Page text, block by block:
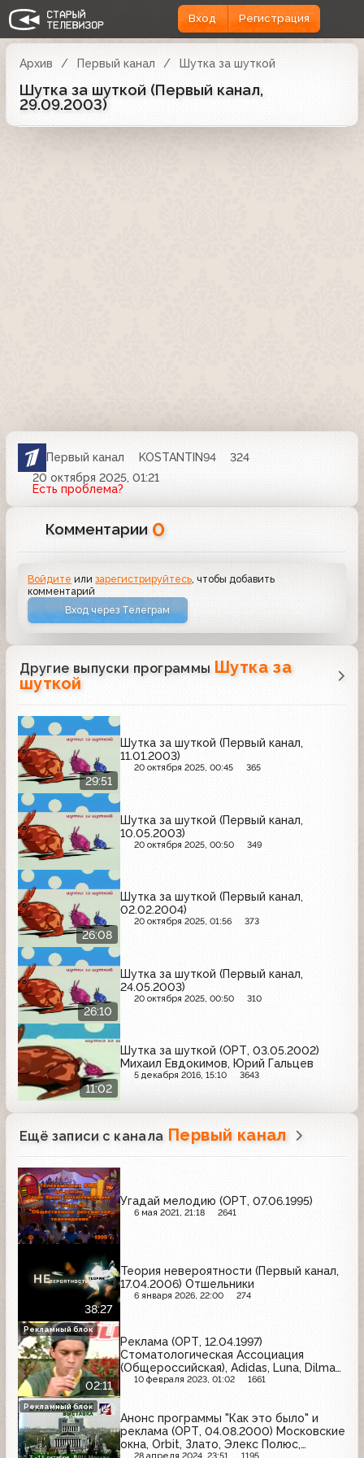
Вход Регистрация
Архив Первый канал Шутка за шуткой
Шутка за шуткой (Первый канал,
29.09.2003)
Первый канал KOSTANTIN94
324
20 октября 2025, 01:21
Есть проблема?
Комментарии 0
Войдите илизарегистрируйтесь , чтобы добавить
комментарий
Вход через Телеграм
Другие выпуски программы Шутка за
шуткой
29:51
Шутка за шуткой (Первый канал,
11.01.2003)
20 октября 2025, 00:45 365
Шутка за шуткой (Первый канал,
10.05.2003)
20 октября 2025, 00:50 349
26:08
Шутка за шуткой (Первый канал,
02.02.2004)
20 октября 2025, 01:56 373
26:10
Шутка за шуткой (Первый канал,
24.05.2003)
20 октября 2025, 00:50 310
11:02
Шутка за шуткой (ОРТ, 03.05.2002)
Михаил Евдокимов, Юрий Гальцев
5 декабря 2016, 15:10 3643
Ещё записи с канала Первый канал
Угадай мелодию (ОРТ, 07.06.1995)
6 мая 2021, 21:18 2641
38:27
Теория невероятности (Первый канал,
17.04.2006) Отшельники
6 января 2026, 22:00 274
02:11
Реклама (ОРТ, 12.04.1997)
Стоматологическая Ассоциация
(Общероссийская), Adidas, Luna, Dilmah,
Samsung, Filodoro, LG
10 февраля 2023, 01:02 1661
Рекламный блок
Анонс программы "Как это было" и
реклама (ОРТ, 04.08.2000) Московские
окна, Orbit, Злато, Элекс Полюс,
Рекламный блок